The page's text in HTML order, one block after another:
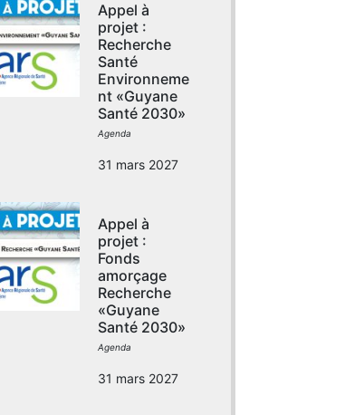
Appel à
projet :
Recherche
Santé
Environneme
nt «Guyane
Santé 2030»
Agenda
31 mars 2027
Appel à
projet :
Fonds
amorçage
Recherche
«Guyane
Santé 2030»
Agenda
31 mars 2027